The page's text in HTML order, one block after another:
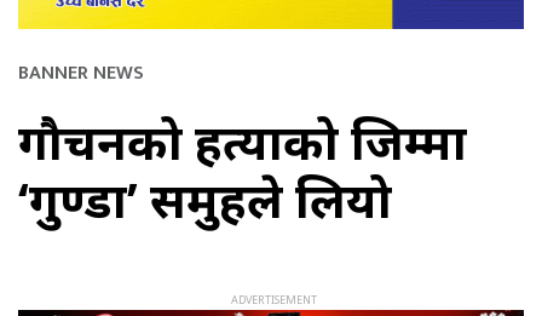
BANNER NEWS
गौचनको हत्याको जिम्मा
‘गुण्डा’ समुहले लियो